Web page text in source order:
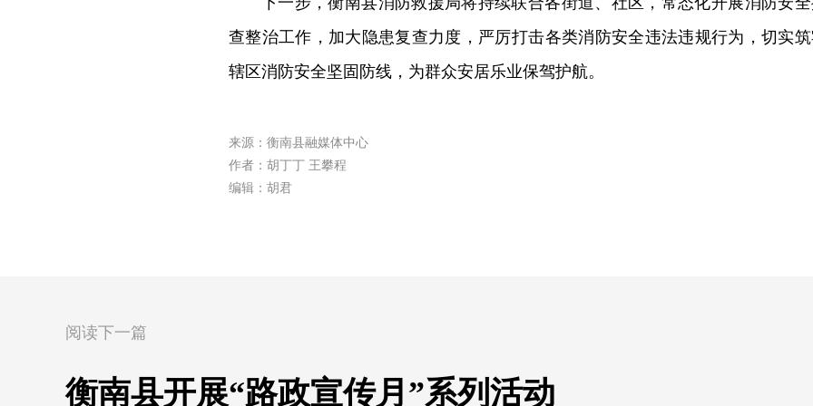
查整治工作，加大隐患复查力度，严厉打击各类消防安全违法违规行为，切实
辖区消防安全坚固防线，为群众安居乐业保驾护航。
来源：衡南县融媒体中心
作者：胡丁丁 王攀程
编辑：胡君
阅读下一篇
衡南县开展“路政宣传月”系列活动